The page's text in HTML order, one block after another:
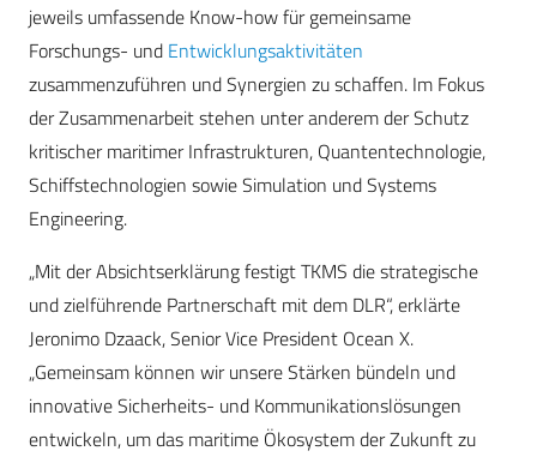
jeweils umfassende Know-how für gemeinsame
Forschungs- und Entwicklungsaktivitäten
zusammenzuführen und Synergien zu schaffen. Im Fokus
der Zusammenarbeit stehen unter anderem der Schutz
kritischer maritimer Infrastrukturen, Quantentechnologie,
Schiffstechnologien sowie Simulation und Systems
Engineering.
„Mit der Absichtserklärung festigt TKMS die strategische
und zielführende Partnerschaft mit dem DLR“, erklärte
Jeronimo Dzaack, Senior Vice President Ocean X.
„Gemeinsam können wir unsere Stärken bündeln und
innovative Sicherheits- und Kommunikationslösungen
entwickeln, um das maritime Ökosystem der Zukunft zu